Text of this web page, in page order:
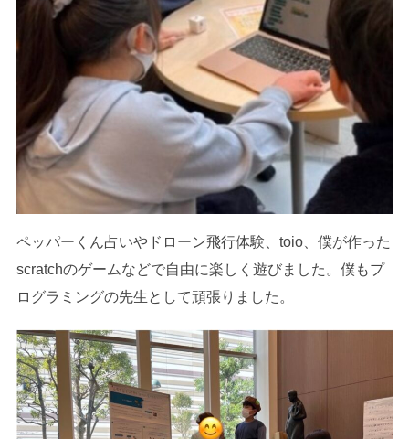
ペッパーくん占いやドローン飛行体験、toio、僕が作った
scratchのゲームなどで自由に楽しく遊びました。僕もプ
ログラミングの先生として頑張りました。